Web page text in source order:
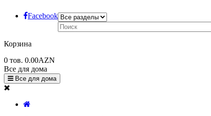
Facebook
Корзина
0 тов. 0.00AZN
Все для дома
Все для дома